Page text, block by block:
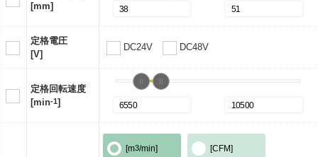
[mm]
定格電圧
[V]
DC24V DC48V
定格回転速度
[min-1]
[m3/min] [CFM]